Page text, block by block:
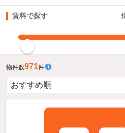
賃料で探す
物件数971件